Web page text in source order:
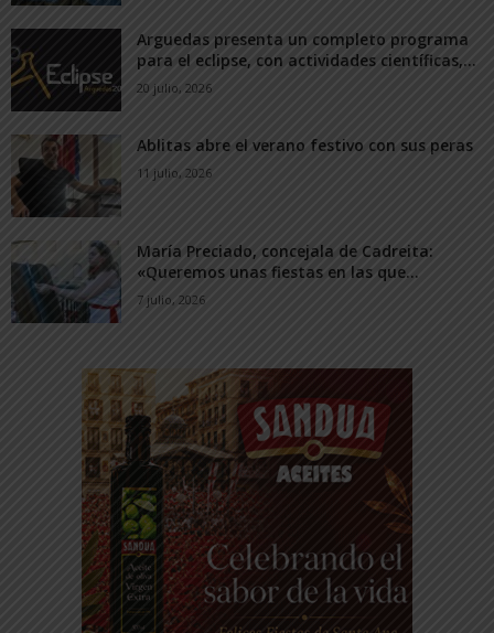
Arguedas presenta un completo programa
para el eclipse, con actividades científicas,...
20 julio, 2026
Ablitas abre el verano festivo con sus peras
11 julio, 2026
María Preciado, concejala de Cadreita:
«Queremos unas fiestas en las que...
7 julio, 2026